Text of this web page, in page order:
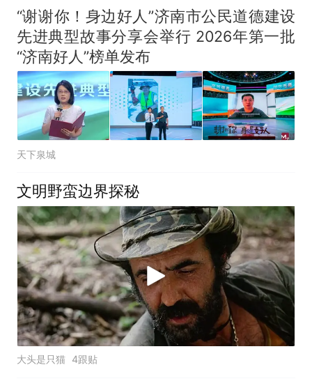
“谢谢你！身边好人”济南市公民道德建设
先进典型故事分享会举行 2026年第一批
“济南好人”榜单发布
天下泉城
文明野蛮边界探秘
大头是只猫 4跟贴